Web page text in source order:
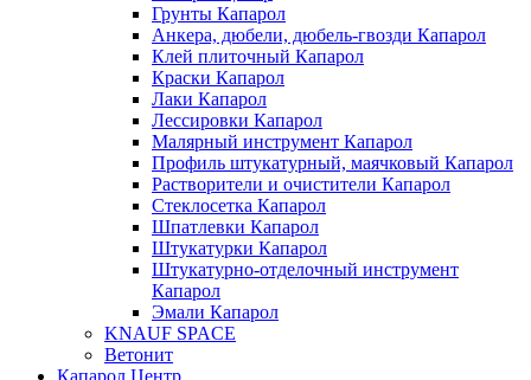
Грунты Капарол
Анкера, дюбели, дюбель-гвозди Капарол
Клей плиточный Капарол
Краски Капарол
Лаки Капарол
Лессировки Капарол
Малярный инструмент Капарол
Профиль штукатурный, маячковый Капарол
Растворители и очистители Капарол
Cтеклосетка Капарол
Шпатлевки Капарол
Штукатурки Капарол
Штукатурно-отделочный инструмент
Капарол
Эмали Капарол
KNAUF SPACE
Ветонит
Капарол Центр